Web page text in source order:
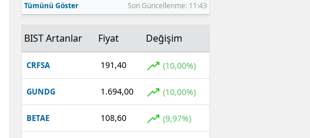
Tümünü Göster Son Güncellenme: 11:43
BIST Artanlar Fiyat Değişim
CRFSA 191,40 (10,00%)
GUNDG 1.694,00 (10,00%)
BETAE 108,60 (9,97%)